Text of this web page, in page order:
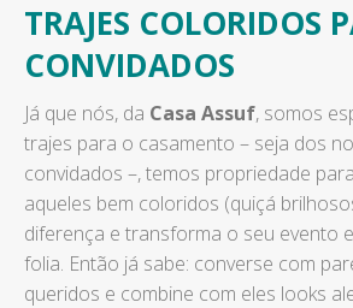
TRAJES COLORIDOS
CONVIDADOS
Já que nós, da Casa Assuf, somos
trajes para o casamento – seja dos
convidados –, temos propriedade
aqueles bem coloridos (quiçá
diferença e transforma o seu evento
folia. Então já sabe: converse com
queridos e combine com eles looks